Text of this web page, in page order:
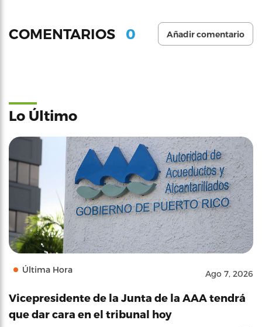
COMENTARIOS 0 Añadir comentario
Lo Último
Última Hora Ago 7, 2026
Vicepresidente de la Junta de la AAA tendrá
que dar cara en el tribunal hoy